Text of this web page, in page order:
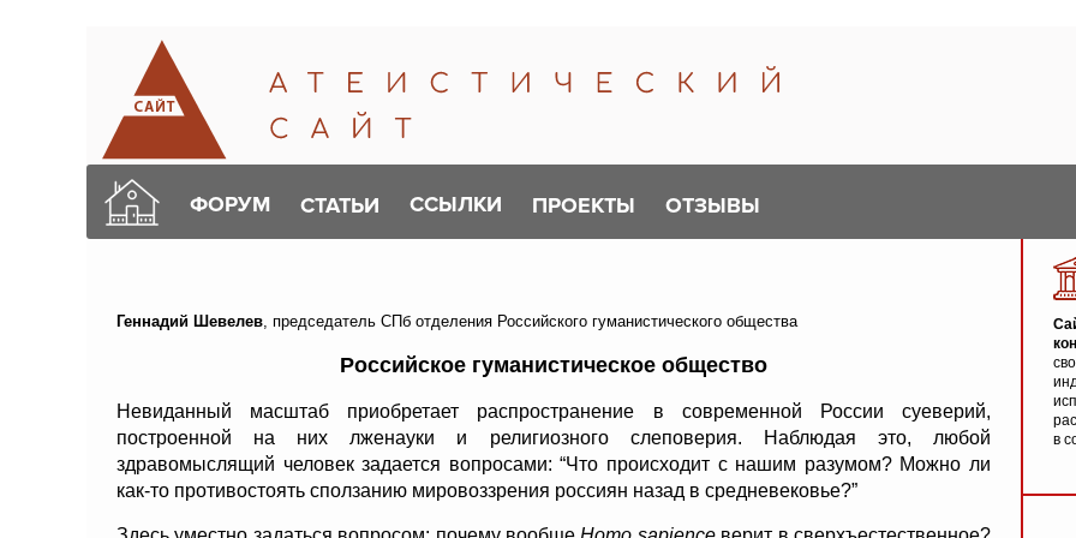
ФОРУМ СТАТЬИ ССЫЛКИ ПРОЕКТЫ ОТЗЫВЫ
Геннадий Шевелев, председатель СПб отделения Российского гуманистического общества
Российское гуманистическое общество
Невиданный масштаб приобретает распространение в современной России суеверий,
построенной на них лженауки и религиозного слеповерия. Наблюдая это, любой
здравомыслящий человек задается вопросами: “Что происходит с нашим разумом? Можно ли
как-то противостоять сползанию мировоззрения россиян назад в средневековье?”
в